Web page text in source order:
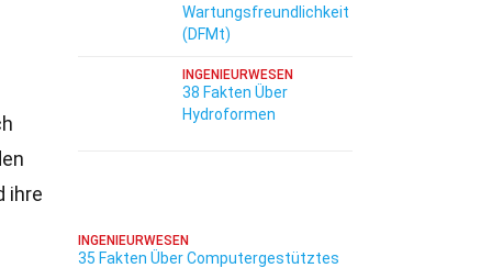
ihre
Wartungsfreundlichkeit
(DFMt)
INGENIEURWESEN
38 Fakten Über
Hydroformen
INGENIEURWESEN
35 Fakten Über Computergestütztes